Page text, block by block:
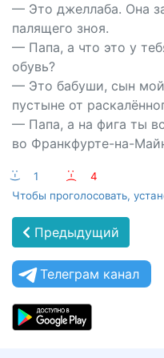
— Это джеллаба. Она
палящего зноя.
— Папа, а что это у
обувь?
— Это бабуши, сын
пустыне от
— Папа, а на фига ты
во Франкфурте-на-
:-) 1 :-(
4
Чтобы проголосовать,
Предыдущий
Телеграм канал